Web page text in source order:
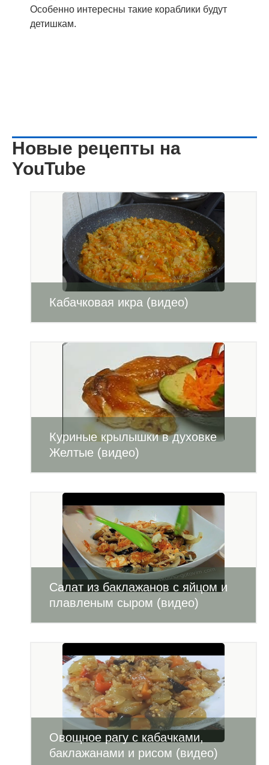
Особенно интересны такие кораблики будут
детишкам.
Новые рецепты на
YouTube
Кабачковая икра (видео)
Куриные крылышки в духовке
Желтые (видео)
Салат из баклажанов с яйцом и
плавленым сыром (видео)
Овощное рагу с кабачками,
баклажанами и рисом (видео)